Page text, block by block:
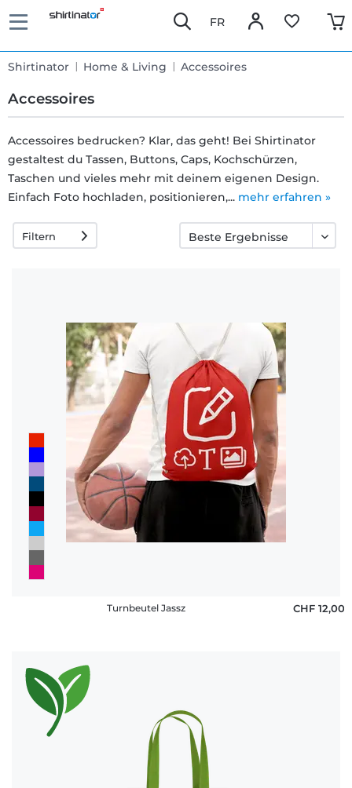
FR
Shirtinator Home & Living Accessoires
Accessoires
Schnelle
Lieferung
30 Tage
Häufige
Fragen
Accessoires bedrucken? Klar, das geht! Bei Shirtinator
gestaltest du Tassen, Buttons, Caps, Kochschürzen,
Taschen und vieles mehr mit deinem eigenen Design.
Einfach Foto hochladen, positionieren,... mehr erfahren »
Filtern
Turnbeutel Jassz CHF 12,00